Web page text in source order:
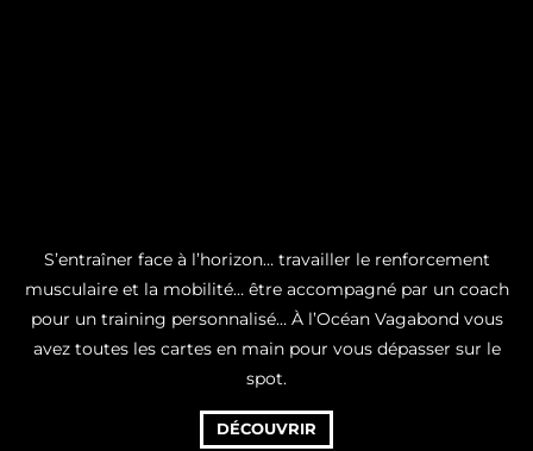
S’entraîner face à l’horizon… travailler le renforcement
musculaire et la mobilité… être accompagné par un coach
pour un training personnalisé… À l’Océan Vagabond vous
avez toutes les cartes en main pour vous dépasser sur le
spot.
DÉCOUVRIR